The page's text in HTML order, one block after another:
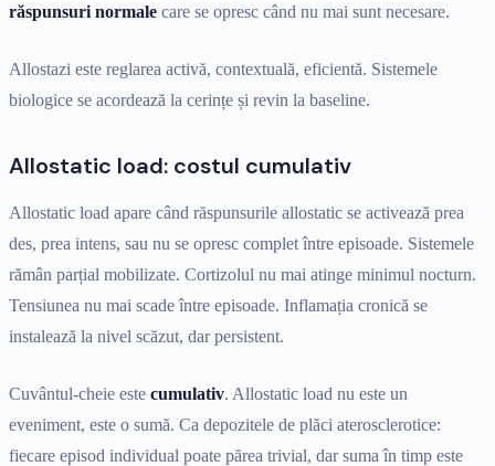
răspunsuri normale care se opresc când nu mai sunt necesare.
Allostazi este reglarea activă, contextuală, eficientă. Sistemele
biologice se acordează la cerințe și revin la baseline.
Allostatic load: costul cumulativ
Allostatic load apare când răspunsurile allostatic se activează prea
des, prea intens, sau nu se opresc complet între episoade. Sistemele
rămân parțial mobilizate. Cortizolul nu mai atinge minimul nocturn.
Tensiunea nu mai scade între episoade. Inflamația cronică se
instalează la nivel scăzut, dar persistent.
Cuvântul-cheie este cumulativ. Allostatic load nu este un
eveniment, este o sumă. Ca depozitele de plăci aterosclerotice:
fiecare episod individual poate părea trivial, dar suma în timp este